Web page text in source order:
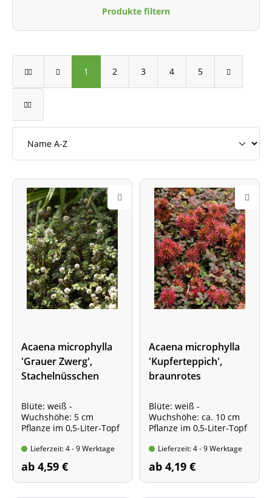
Produkte filtern
1 2 3 4 5
Acaena microphylla
'Grauer Zwerg',
Stachelnüsschen
Blüte: weiß -
Wuchshöhe: 5 cm
Pflanze im 0,5-Liter-Topf
Lieferzeit: 4 - 9 Werktage
ab 4,59 €
Acaena microphylla
'Kupferteppich',
braunrotes
Blüte: weiß -
Wuchshöhe: ca. 10 cm
Pflanze im 0,5-Liter-Topf
Lieferzeit: 4 - 9 Werktage
ab 4,19 €